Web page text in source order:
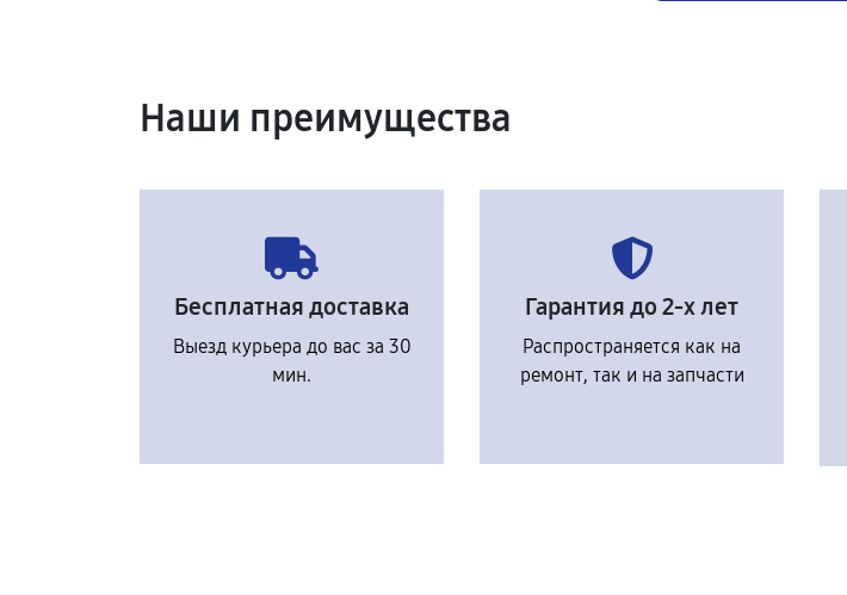
Наши преимущества
Бесплатная доставка
Выезд курьера до вас за 30
мин.
Гарантия до 2-х лет
Распространяется как на
ремонт, так и на запчасти